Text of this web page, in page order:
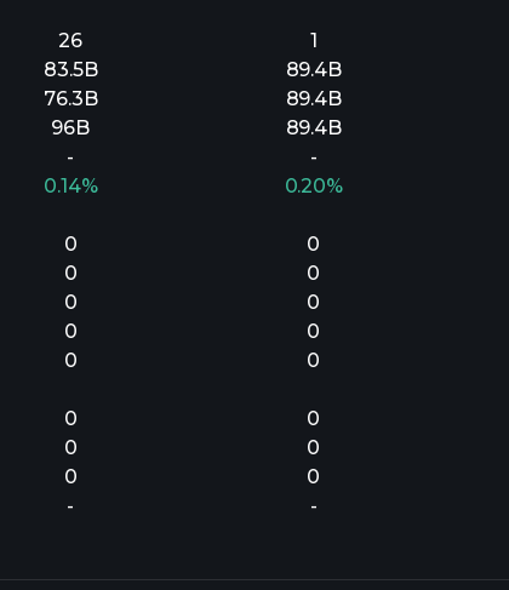
26
83.5B
76.3B
96B
-
0.14%
0
0
0
0
0
0
0
0
-
1
89.4B
89.4B
89.4B
-
0.20%
0
0
0
0
0
0
0
0
-